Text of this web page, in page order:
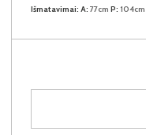
Išmatavimai: A: 77cm P: 104cm